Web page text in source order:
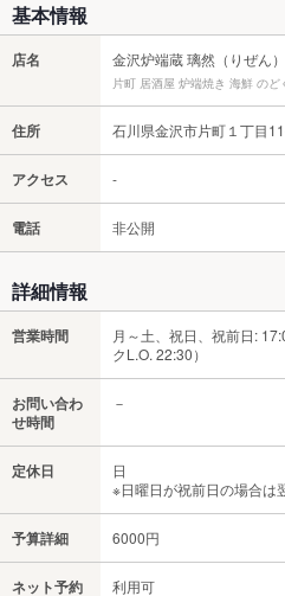
基本情報
店名 金沢炉端蔵 璃然（りぜん）
片町 居酒屋 炉端焼き 海鮮 の
住所 石川県金沢市片町１丁目
アクセス -
電話 非公開
詳細情報
営業時間
月～土、祝日、祝前日:
クL.O. 22:30）
お問い合わ
せ時間
－
定休日
日
※日曜日が祝前日の場合は
予算詳細 6000円
ネット予約
利用可